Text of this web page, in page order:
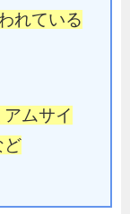
れている
ムサイ
ど